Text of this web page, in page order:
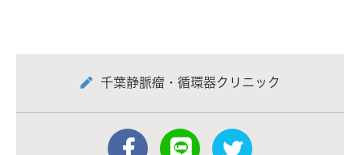
千葉静脈瘤・循環器クリニック